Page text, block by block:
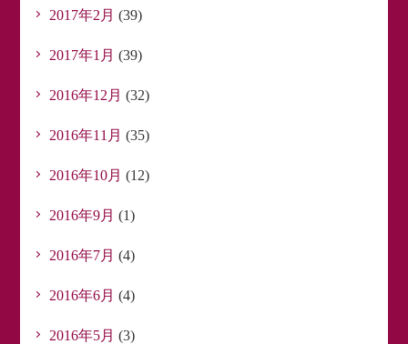
2017年2月 (39)
2017年1月 (39)
2016年12月 (32)
2016年11月 (35)
2016年10月 (12)
2016年9月 (1)
2016年7月 (4)
2016年6月 (4)
2016年5月 (3)